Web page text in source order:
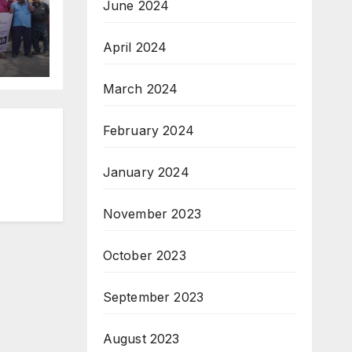
June 2024
April 2024
March 2024
February 2024
January 2024
November 2023
October 2023
September 2023
August 2023